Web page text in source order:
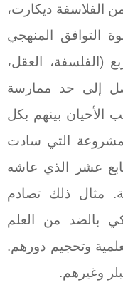
الفلاسفة ديكارت،
التوافق المنهجي
(الفلسفة، العقل،
تصل إلى حد ممارسة
الأحيان بينهم بكل
التي سادت
عشر الذي عاشه
مثال ذلك تصادم
بالضد من العلم
وتحجيم دورهم.
وغيرهم.